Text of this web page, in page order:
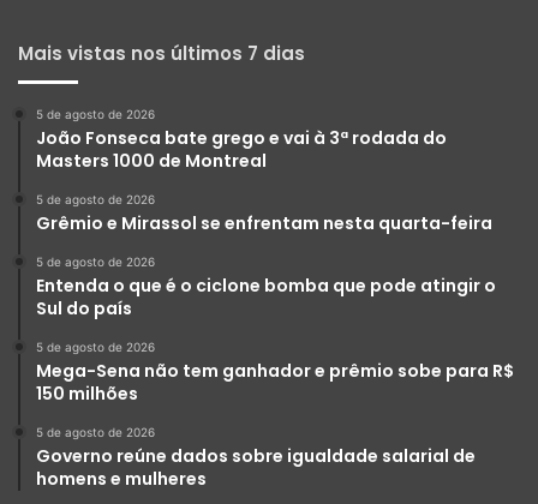
Mais vistas nos últimos 7 dias
5 de agosto de 2026
João Fonseca bate grego e vai à 3ª rodada do
Masters 1000 de Montreal
5 de agosto de 2026
Grêmio e Mirassol se enfrentam nesta quarta-feira
5 de agosto de 2026
Entenda o que é o ciclone bomba que pode atingir o
Sul do país
5 de agosto de 2026
Mega-Sena não tem ganhador e prêmio sobe para R$
150 milhões
5 de agosto de 2026
Governo reúne dados sobre igualdade salarial de
homens e mulheres